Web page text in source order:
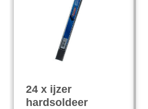
24 x ijzer
hardsoldeer